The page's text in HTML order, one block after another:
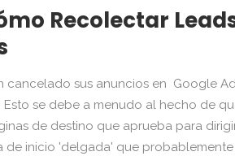
Recolectar
cancelado sus anuncios en Google
se debe a menudo al hecho de
de destino que aprueba para
de inicio 'delgada' que